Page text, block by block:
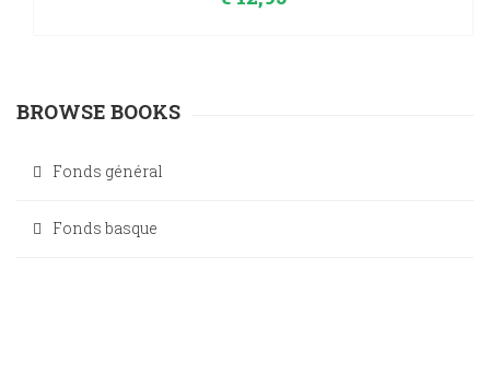
BROWSE BOOKS
Fonds général
Fonds basque